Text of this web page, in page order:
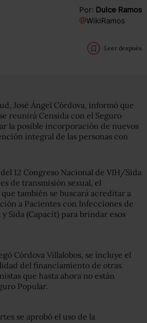
Por: Dulce Ramos
@WikiRamos
Leer después
José Ángel Córdova, informó que
reunirá Censida con el Seguro
la posible incorporación de nuevos
integral de las personas con
12 Congreso Nacional de VIH/Sida
de transmisión sexual, el
también se buscará acreditar a
a Pacientes con Infecciones de
Sida (Capacit) para brindar esos
Córdova Villalobos, se incluye el
del financiamiento de otras
que hasta ahora no están
Popular.
se aprobó el uso de la